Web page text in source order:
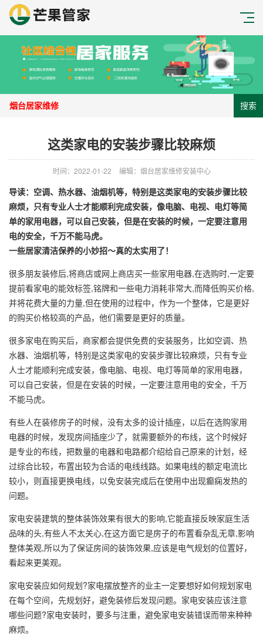
搜索
这类家电的安装步骤比较麻烦
时间：2022-01-22 编辑：烟台居家维修安装中心
导读：空调、热水器、油烟机等，特别是这类家电的安装步骤比较
麻烦，只有专业人士才能顺利完成安装，像电脑、电视、电灯等简
单的家用电器，可以自己安装，但是在安装的时候，一定要注意用
电的安全，千万不能马虎。
一些居家清洁保养的小妙招～真的太实用了！
很多朋友装修后,将商店或网上商店买一些家用电器,在选购时,一定要
提前看家电的能效标签,铭牌和一些电力消耗非常大,而降低购买价格,
并将花费大量的力量,但在使用的过程中，作为一个整体，它是更好
的购买价格较高的产品，他们需要是更好的质量。
很多家电在购买后，商家都会提供免费的安装服务，比如空调、热
水器、油烟机等，特别是这类家电的安装步骤比较麻烦，只有专业
人士才能顺利完成安装，像电脑、电视、电灯等简单的家用电器，
可以自己安装，但是在安装的时候，一定要注意用电的安全，千万
不能马虎。
有些人在装修房子的时候，没有太多的设计插座，以后在选购家用
电器的时候，发现房间插座少了，就需要额外的布线，这个时候好
是专业的布线，把数量的电器和电路都介绍给自己原来的计划，经
过综合比较，布置出较为合适的电线线路。如果电线的额定电流比
较小，则直接更换电线，以免安装完成后在使用中出现癫痫发热的
问题。
家电安装建筑的整体装饰效果有很大的影响,它能直接反映家庭生活
品味的头,有些人不太关心,在这方面它是房子的布置看杂乱无章,影响
整体美观,所以为了保证房间的装饰效果,应该是电气规划的位置好，
看起来更美观。
家电安装应如何规划?家电摆放整齐的业主一定要想好如何规划家电
在每个空间，先规划好，避免装修后发现问题。家电安装应该注意
哪些问题?家电安装时，要多与注重，避免家电安装错误而带来种种
麻烦。